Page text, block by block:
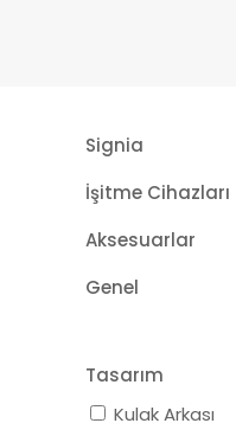
Signia
İşitme Cihazları
Aksesuarlar
Genel
Tasarım
Kulak Arkası